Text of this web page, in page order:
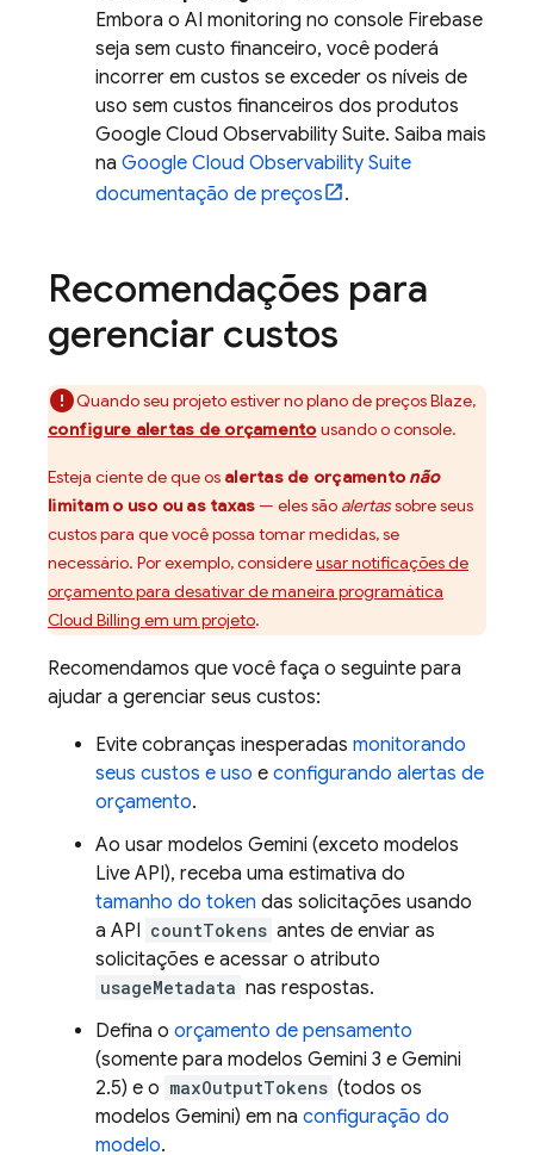
Embora o AI monitoring no console Firebase
seja sem custo financeiro, você poderá
incorrer em custos se exceder os níveis de
uso sem custos financeiros dos produtos
Google Cloud Observability Suite. Saiba mais
na Google Cloud Observability Suite
documentação de preços
.
Recomendações para
gerenciar custos
Quando seu projeto estiver no plano de preços Blaze,
configure alertas de orçamento usando o console.
Esteja ciente de que os alertas de orçamento não
limitam o uso ou as taxas— eles são alertassobre seus
custos para que você possa tomar medidas, se
necessário. Por exemplo, considereusar notificações de
orçamento para desativar de maneira programática
Cloud Billing em um projeto.
Recomendamos que você faça o seguinte para
ajudar a gerenciar seus custos:
Evite cobranças inesperadas monitorando
seus custos e uso e configurando alertas de
orçamento.
Ao usar modelos Gemini (exceto modelos
Live API), receba uma estimativa do
tamanho do token das solicitações usando
a API countTokens antes de enviar as
solicitações e acessar o atributo
usageMetadata nas respostas.
Defina o orçamento de pensamento
(somente para modelos Gemini 3 e Gemini
2.5) e o maxOutputTokens (todos os
modelos Gemini) em na configuração do
modelo.